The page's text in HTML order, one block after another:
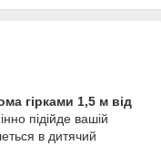
гірками 1,5 м від
підійде вашій
в дитячий